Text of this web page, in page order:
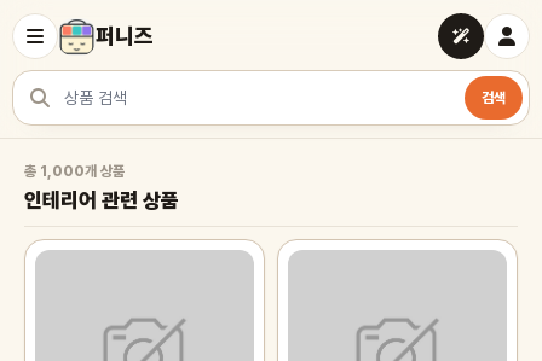
퍼니즈
상품 검색
검색
인테리어 관련 상품
총 1,000개 상품
인테리어 관련 상품